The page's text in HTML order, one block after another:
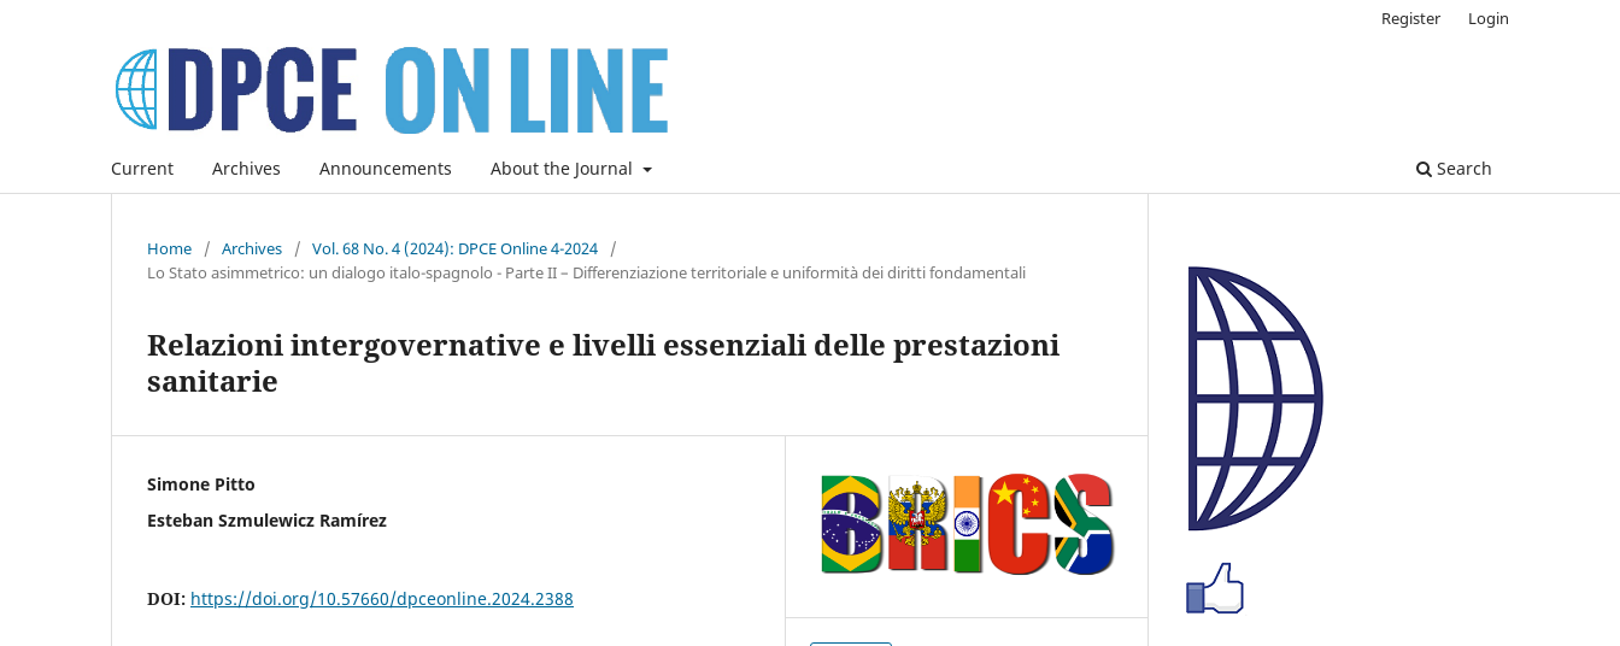
Current Archives Announcements About the Journal Search
Register Login
Home / Archives / Vol. 68 No. 4 (2024): DPCE Online 4-2024
/
Lo Stato asimmetrico: un dialogo italo-spagnolo - Parte II – Differenziazione territoriale e uniformità dei diritti fondamentali
Relazioni intergovernative e livelli essenziali delle prestazioni
sanitarie
Simone Pitto
Esteban Szmulewicz Ramírez
DOI: https://doi.org/10.57660/dpceonline.2024.2388